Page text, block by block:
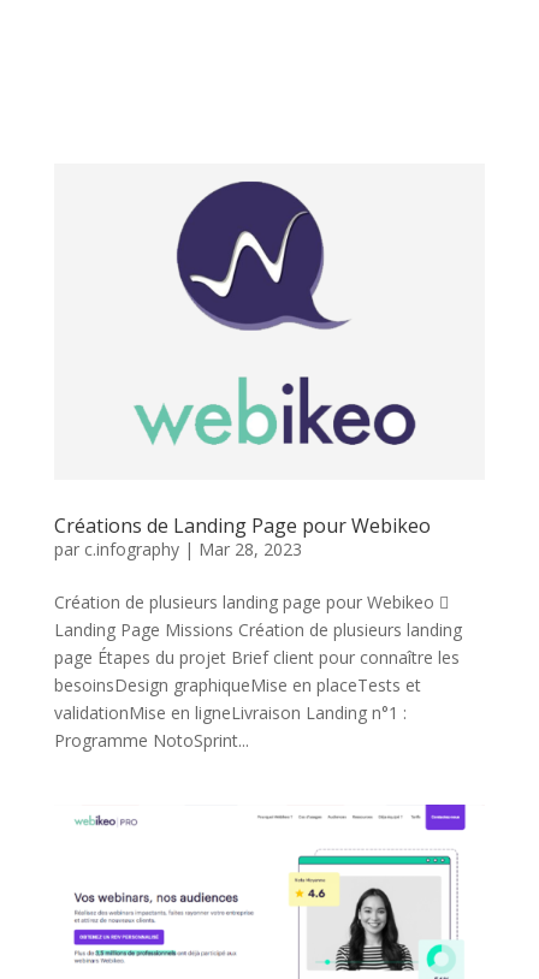
Créations de Landing Page pour Webikeo
par c.infography| Mar 28, 2023
Création de plusieurs landing page pour Webikeo 
Landing Page Missions Création de plusieurs landing
page Étapes du projet Brief client pour connaître les
besoinsDesign graphiqueMise en placeTests et
validationMise en ligneLivraison Landing n°1 :
Programme NotoSprint...